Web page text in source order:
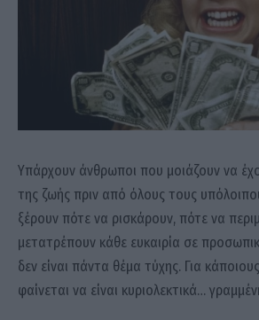
Υπάρχουν άνθρωποι που μοιάζουν να
της ζωής πριν από όλους τους
ξέρουν πότε να ρισκάρουν, πότε να
μετατρέπουν κάθε ευκαιρία σε
δεν είναι πάντα θέμα τύχης. Για
φαίνεται να είναι κυριολεκτικά…